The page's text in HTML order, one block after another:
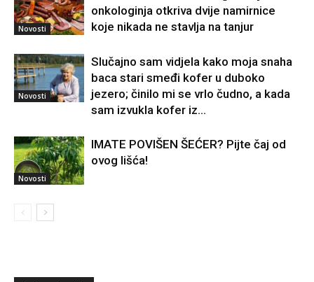
Novosti
onkologinja otkriva dvije namirnice
koje nikada ne stavlja na tanjur
Novosti
Slučajno sam vidjela kako moja snaha
baca stari smeđi kofer u duboko
jezero; činilo mi se vrlo čudno, a kada
sam izvukla kofer iz...
Novosti
IMATE POVIŠEN ŠEĆER? Pijte čaj od
ovog lišća!